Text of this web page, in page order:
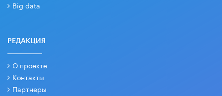
Big data
РЕДАКЦИЯ
О проекте
Контакты
Партнеры